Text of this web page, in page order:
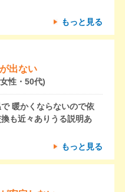
もっと見る
出ない
性・50代)
暖かくならないので依
も近々ありうる説明あ
もっと見る